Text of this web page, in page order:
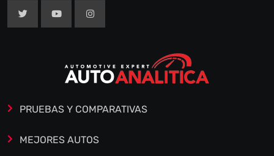
PRUEBAS Y COMPARATIVAS
MEJORES AUTOS